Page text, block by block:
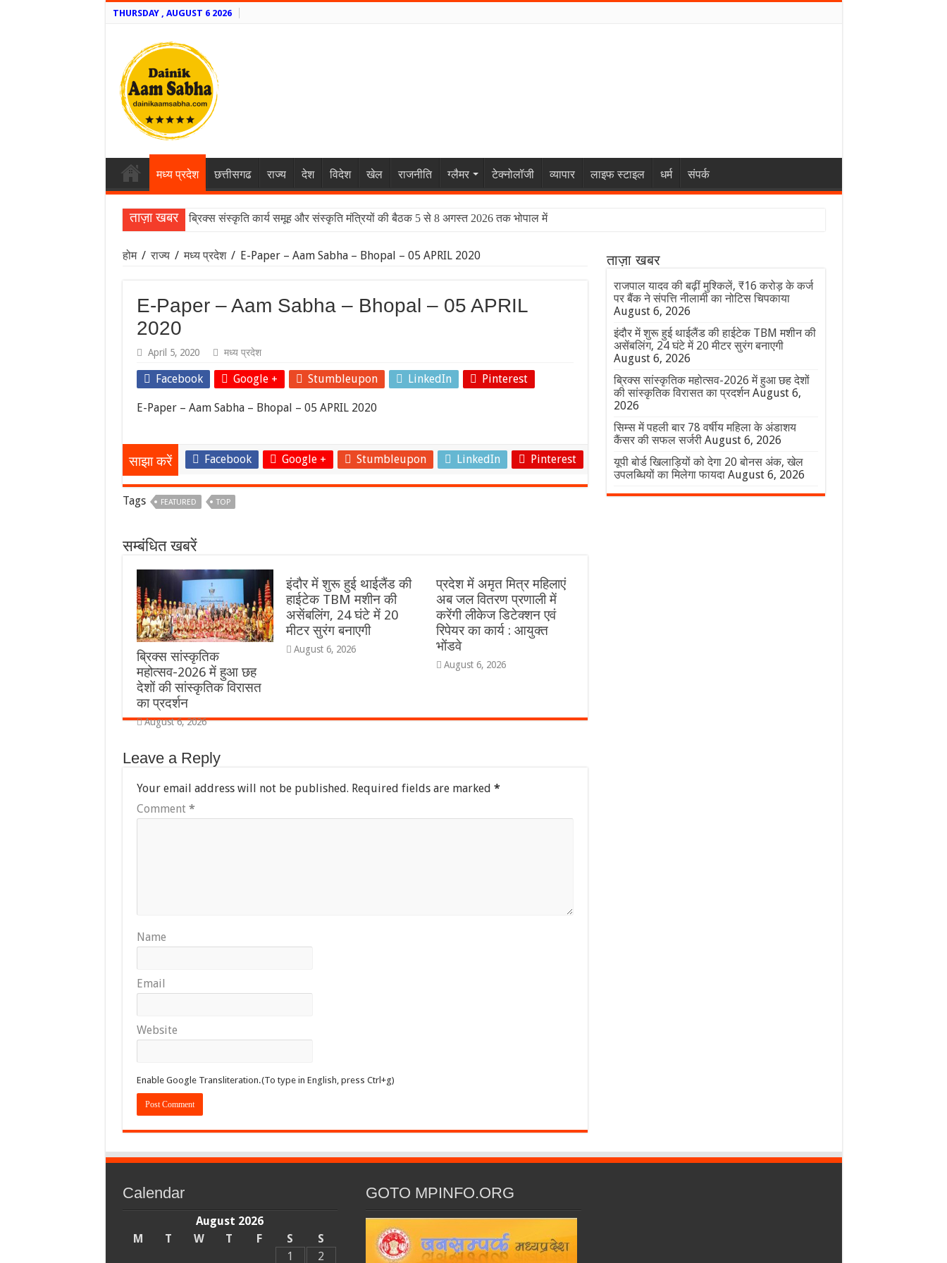
THURSDAY , AUGUST 6 2026
मध्य प्रदेश छत्तीसगढ राज्य देश विदेश खेल राजनीति ग्लैमर टेक्नोलॉजी व्यापार लाइफ स्टाइल धर्म संपर्क
ताज़ा खबर ब्रिक्स संस्कृति कार्य समूह और संस्कृति मंत्रियों की बैठक 5 से 8 अगस्त 2026 तक भोपाल में
होम / राज्य / मध्य प्रदेश / E-Paper – Aam Sabha – Bhopal – 05 APRIL 2020
E-Paper – Aam Sabha – Bhopal – 05 APRIL
2020
April 5, 2020 मध्य प्रदेश
Facebook Google + Stumbleupon LinkedIn Pinterest
E-Paper – Aam Sabha – Bhopal – 05 APRIL 2020
साझा करें Facebook Google + Stumbleupon LinkedIn Pinterest
Tags FEATURED TOP
सम्बंधित खबरें
ब्रिक्स सांस्कृतिक
महोत्सव-2026 में हुआ छह
देशों की सांस्कृतिक विरासत
का प्रदर्शन
August 6, 2026
इंदौर में शुरू हुई थाईलैंड की
हाईटेक TBM मशीन की
असेंबलिंग, 24 घंटे में 20
मीटर सुरंग बनाएगी
August 6, 2026
प्रदेश में अमृत मित्र महिलाएं
अब जल वितरण प्रणाली में
करेंगी लीकेज डिटेक्शन एवं
रिपेयर का कार्य : आयुक्त
भोंडवे
August 6, 2026
Leave a Reply
Your email address will not be published. Required fields are marked *
Comment *
Name
Email
Website
Enable Google Transliteration.(To type in English, press Ctrl+g)
ताज़ा खबर
राजपाल यादव की बढ़ीं मुश्किलें, ₹16 करोड़ के कर्ज
पर बैंक ने संपत्ति नीलामी का नोटिस चिपकाया
August 6, 2026
इंदौर में शुरू हुई थाईलैंड की हाईटेक TBM मशीन की
असेंबलिंग, 24 घंटे में 20 मीटर सुरंग बनाएगी
August 6, 2026
ब्रिक्स सांस्कृतिक महोत्सव-2026 में हुआ छह देशों
की सांस्कृतिक विरासत का प्रदर्शन August 6,
2026
सिम्स में पहली बार 78 वर्षीय महिला के अंडाशय
कैंसर की सफल सर्जरी August 6, 2026
यूपी बोर्ड खिलाड़ियों को देगा 20 बोनस अंक, खेल
उपलब्धियों का मिलेगा फायदा August 6, 2026
Calendar
August 2026
M
T W T F S
S
1
2
GOTO MPINFO.ORG